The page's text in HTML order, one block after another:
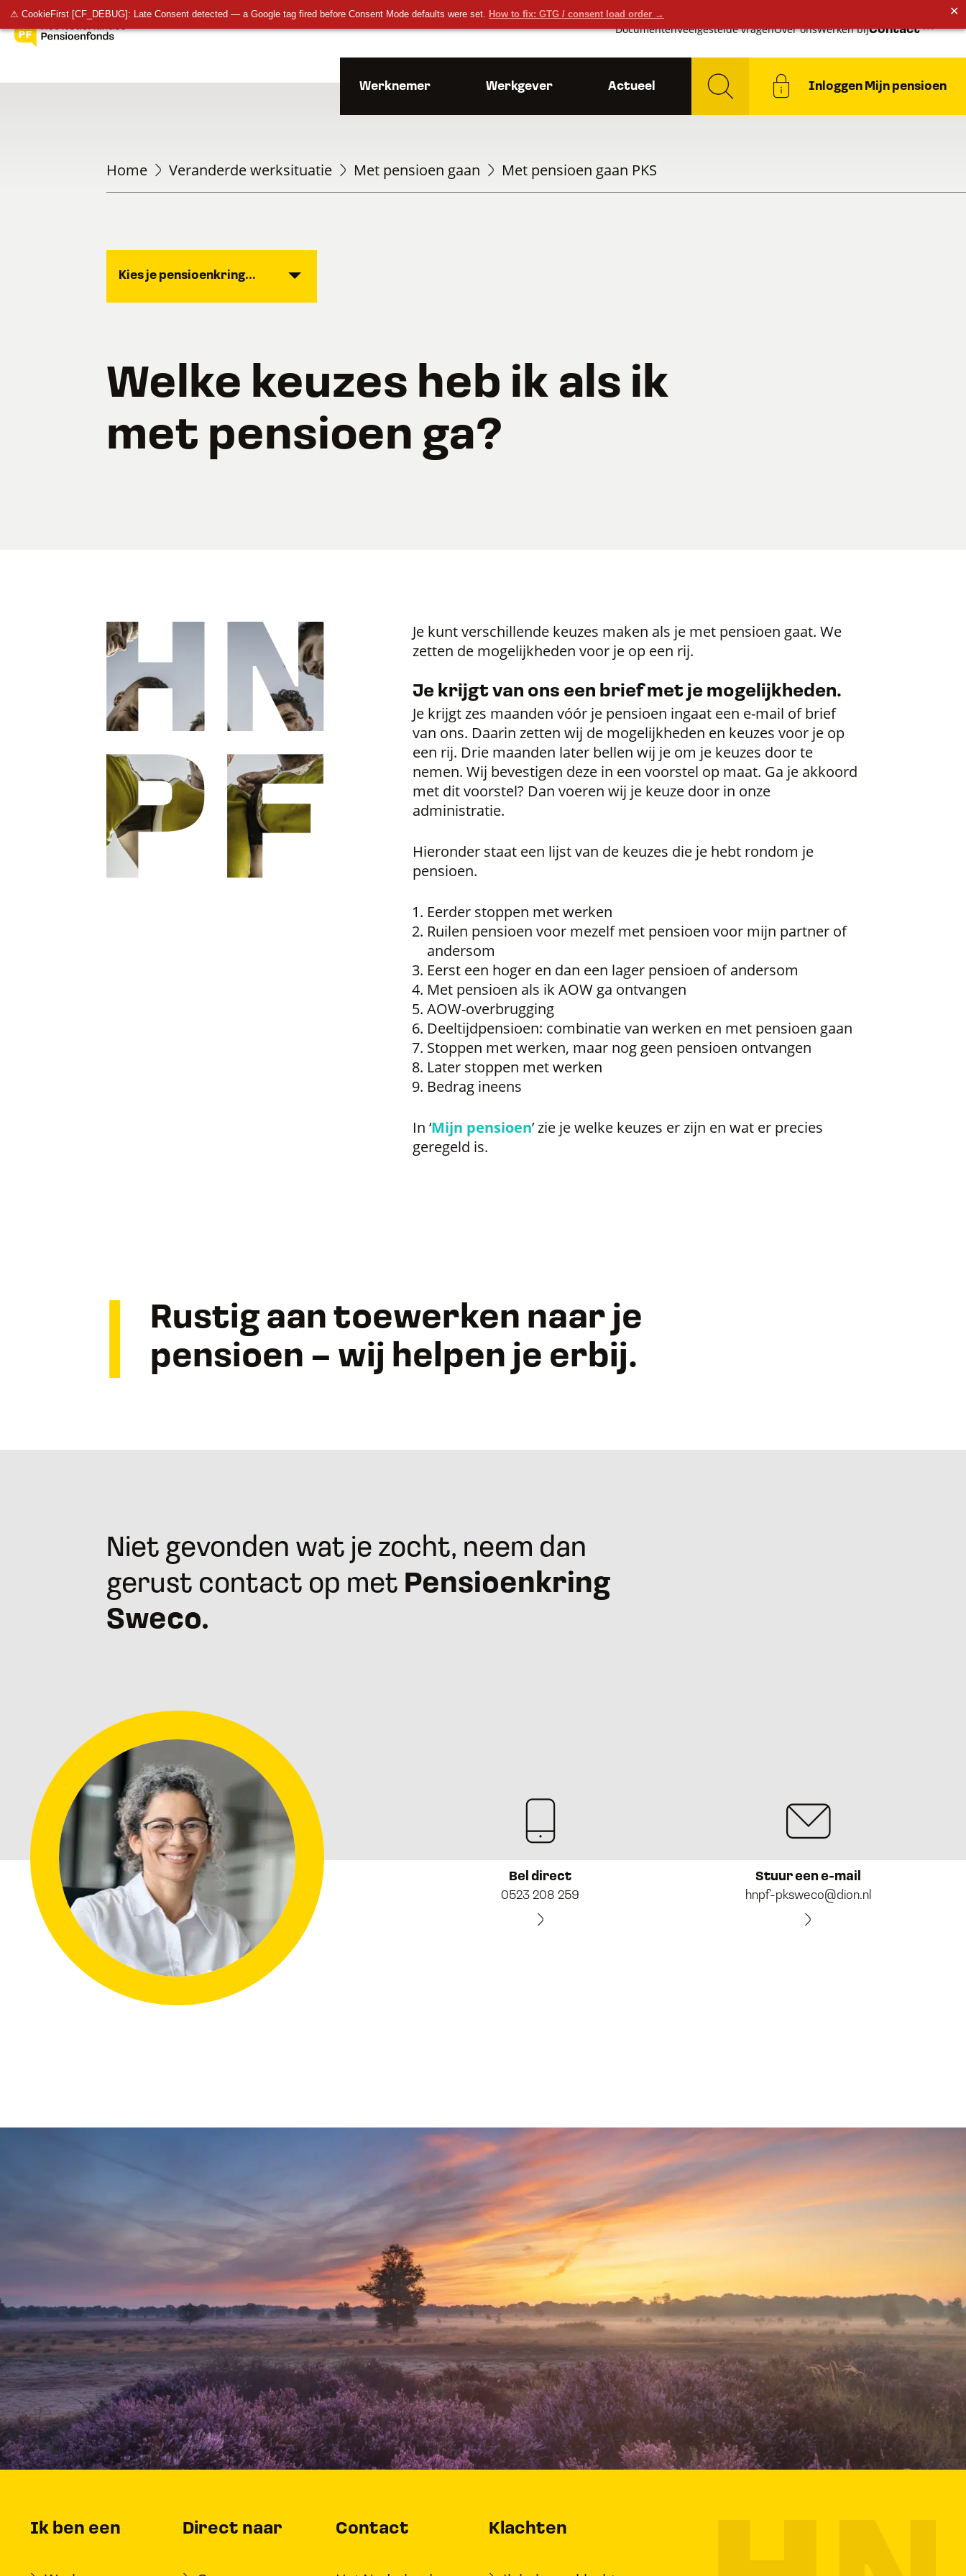
⚠ CookieFirst [CF_DEBUG]: Late Consent detected — a Google tag fired before Consent Mode defaults were set. How to fix: GTG / consent load order → ✕
DocumentenVeelgestelde vragenOver onsWerken bijContact
Werknemer Werkgever Actueel Inloggen Mijn pensioen
Home Veranderde werksituatie Met pensioen gaan Met pensioen gaan PKS
Kies je pensioenkring...
Welke keuzes heb ik als ik
met pensioen ga?
Je kunt verschillende keuzes maken als je met pensioen gaat. We
zetten de mogelijkheden voor je op een rij.
Je krijgt van ons een brief met je mogelijkheden.
Je krijgt zes maanden vóór je pensioen ingaat een e-mail of brief
van ons. Daarin zetten wij de mogelijkheden en keuzes voor je op
een rij. Drie maanden later bellen wij je om je keuzes door te
nemen. Wij bevestigen deze in een voorstel op maat. Ga je akkoord
met dit voorstel? Dan voeren wij je keuze door in onze
administratie.
Hieronder staat een lijst van de keuzes die je hebt rondom je
pensioen.
Eerder stoppen met werken
Ruilen pensioen voor mezelf met pensioen voor mijn partner of
andersom
Eerst een hoger en dan een lager pensioen of andersom
Met pensioen als ik AOW ga ontvangen
AOW-overbrugging
Deeltijdpensioen: combinatie van werken en met pensioen gaan
Stoppen met werken, maar nog geen pensioen ontvangen
Later stoppen met werken
Bedrag ineens
In ‘Mijn pensioen’ zie je welke keuzes er zijn en wat er precies
geregeld is.
Rustig aan toewerken naar je
pensioen – wij helpen je erbij.
Niet gevonden wat je zocht, neem dan
gerust contact op met Pensioenkring
Sweco.
Bel direct
0523 208 259
Stuur een e-mail
hnpf-pksweco@dion.nl
Ik ben een Direct naar Contact Klachten